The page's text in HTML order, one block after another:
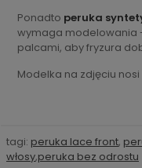
Ponadto peruka
wymaga modelowania
palcami, aby fryzura
Modelka na zdjęciu
tagi: peruka lace front,
włosy,peruka bez odrostu